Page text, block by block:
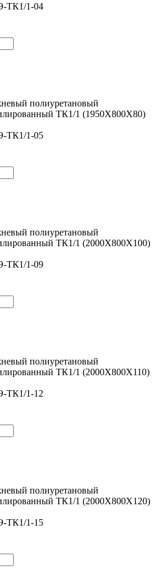
1-04
полиуретановый
ТК1/1 (1950Х800Х80)
1-05
полиуретановый
ТК1/1 (2000Х800Х100)
1-09
полиуретановый
ТК1/1 (2000Х800Х110)
1-12
полиуретановый
ТК1/1 (2000Х800Х120)
1-15